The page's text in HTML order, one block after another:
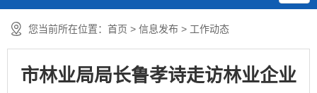
您当前所在位置： 首页 > 信息发布 > 工作动态
市林业局局长鲁孝诗走访林业企业